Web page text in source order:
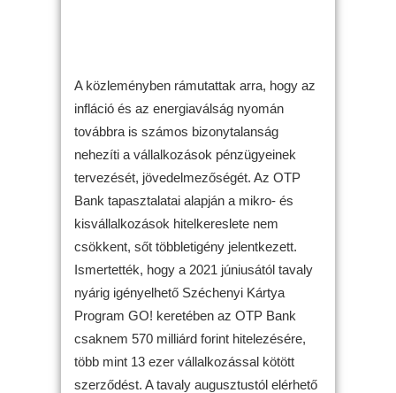
A közleményben rámutattak arra, hogy az
infláció és az energiaválság nyomán
továbbra is számos bizonytalanság
nehezíti a vállalkozások pénzügyeinek
tervezését, jövedelmezőségét. Az OTP
Bank tapasztalatai alapján a mikro- és
kisvállalkozások hitelkereslete nem
csökkent, sőt többletigény jelentkezett.
Ismertették, hogy a 2021 júniusától tavaly
nyárig igényelhető Széchenyi Kártya
Program GO! keretében az OTP Bank
csaknem 570 milliárd forint hitelezésére,
több mint 13 ezer vállalkozással kötött
szerződést. A tavaly augusztustól elérhető